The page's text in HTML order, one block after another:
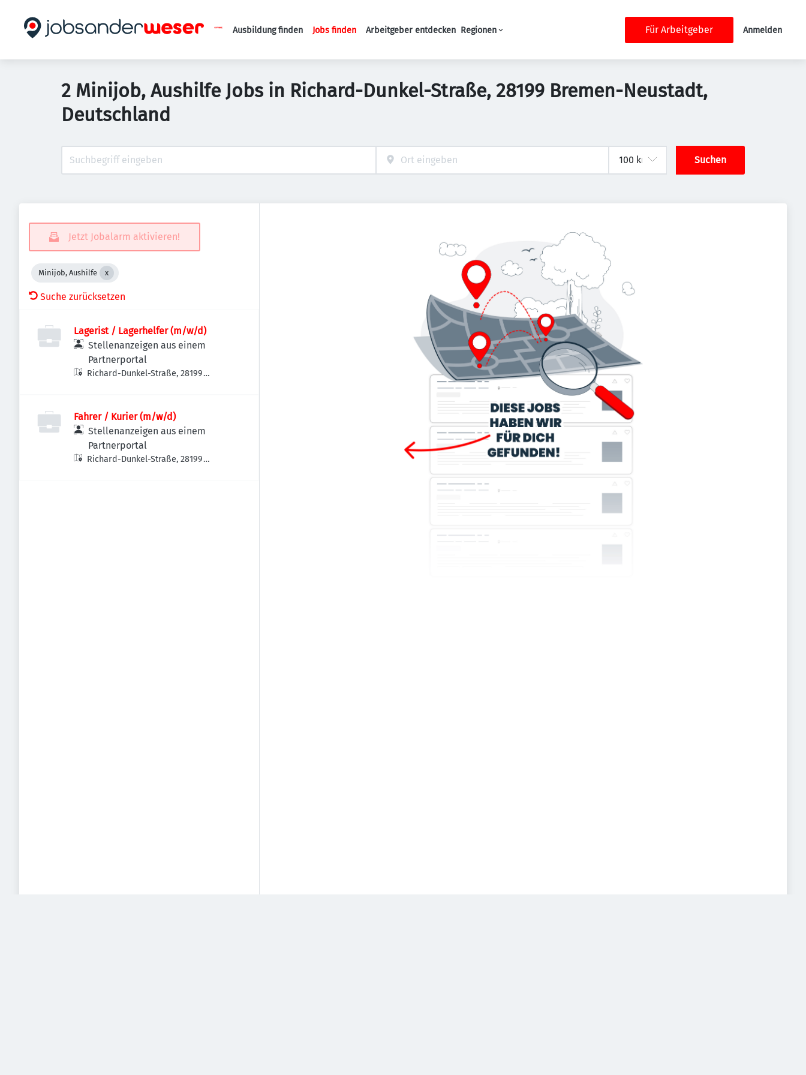
Haupt-Navigation
Ausbildung finden Jobs finden Arbeitgeber entdecken Regionen Für Arbeitgeber Anmelden
2 Minijob, Aushilfe Jobs in Richard-Dunkel-Straße, 28199 Bremen-Neustadt,
Deutschland
Suchen
Jetzt Jobalarm aktivieren!
Minijob, Aushilfe
Suche zurücksetzen
Lagerist / Lagerhelfer (m/w/d)
Stellenanzeigen aus einem
Partnerportal
Richard-Dunkel-Straße, 28199
Fahrer / Kurier (m/w/d)
Stellenanzeigen aus einem
Partnerportal
Richard-Dunkel-Straße, 28199